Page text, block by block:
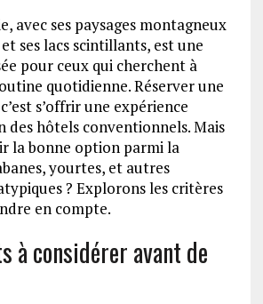
avec ses paysages montagneux
ses lacs scintillants, est une
pour ceux qui cherchent à
quotidienne. Réserver une
s’offrir une expérience
des hôtels conventionnels. Mais
la bonne option parmi la
yourtes, et autres
? Explorons les critères
en compte.
à considérer avant de